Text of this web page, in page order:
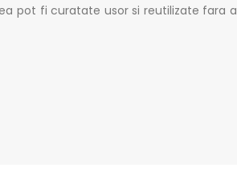
pot fi curatate usor si reutilizate fara a